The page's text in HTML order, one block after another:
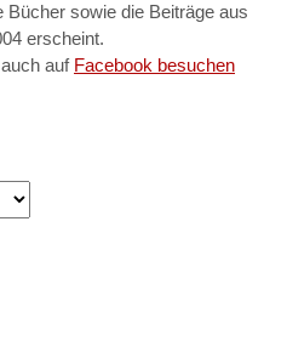
Bücher sowie die Beiträge aus
erscheint.
auf Facebook besuchen